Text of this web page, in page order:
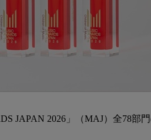
JAPAN 2026」（MAJ）全78部